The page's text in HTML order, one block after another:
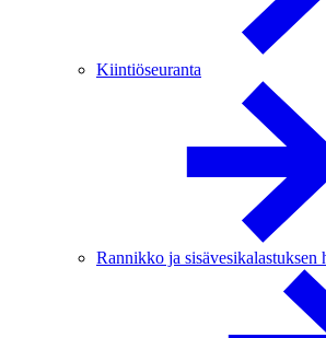
Kiintiöseuranta
Rannikko ja sisävesikalastuksen